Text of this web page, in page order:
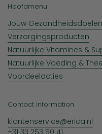
Hoofdmenu
Jouw Gezondheidsdoelen
Verzorgingsproducten
Natuurlijke Vitamines &
Natuurlijke Voeding & Thee
Voordeelacties
Contact information
klantenservice@erica.nl
+31 33 253 50 41